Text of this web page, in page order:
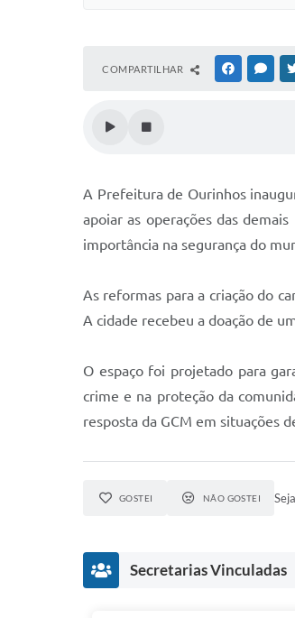
COMPARTILHAR FACEBOOK
A Prefeitura de Ourinhos
apoiar as operações das
importância na segurança do
As reformas para a criação do
A cidade recebeu a doação de
O espaço foi projetado para
crime e na proteção da
resposta da GCM em situações
GOSTEI NÃO GOSTEI
Secretarias Vinculadas